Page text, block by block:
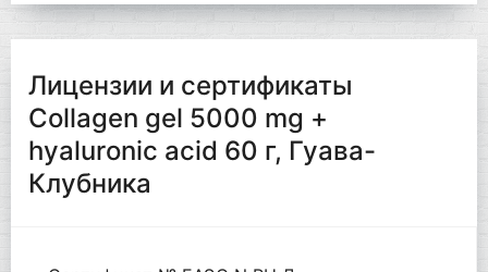
Лицензии и сертификаты
Collagen gel 5000 mg +
hyaluronic acid 60 г, Гуава-
Клубника